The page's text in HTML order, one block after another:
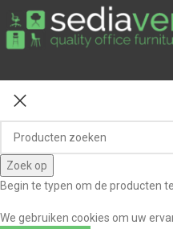
Zoek op
Begin te typen om de producten
We gebruiken cookies om uw